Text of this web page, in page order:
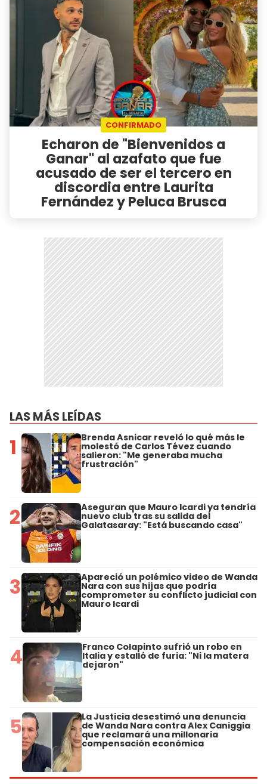
CONFIRMADO
Echaron de "Bienvenidos a
Ganar" al azafato que fue
acusado de ser el tercero en
discordia entre Laurita
Fernández y Peluca Brusca
LAS MÁS LEÍDAS
1 Brenda Asnicar reveló lo qué más le
molestó de Carlos Tévez cuando
salieron: "Me generaba mucha
frustración"
2 Aseguran que Mauro Icardi ya tendría
nuevo club tras su salida del
Galatasaray: "Está buscando casa"
3 Apareció un polémico video de Wanda
Nara con sus hijas que podría
comprometer su conflicto judicial con
Mauro Icardi
4 Franco Colapinto sufrió un robo en
Italia y estalló de furia: "Ni la matera
dejaron"
5 La Justicia desestimó una denuncia
de Wanda Nara contra Alex Caniggia
que reclamará una millonaria
compensación económica